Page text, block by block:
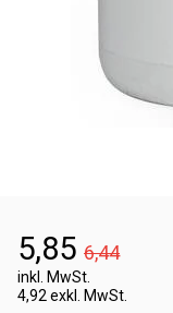
5,85 6,44
inkl. MwSt.
4,92 exkl. MwSt.